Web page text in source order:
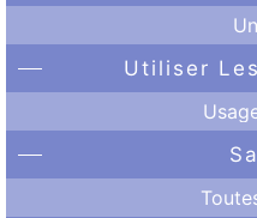
Utiliser